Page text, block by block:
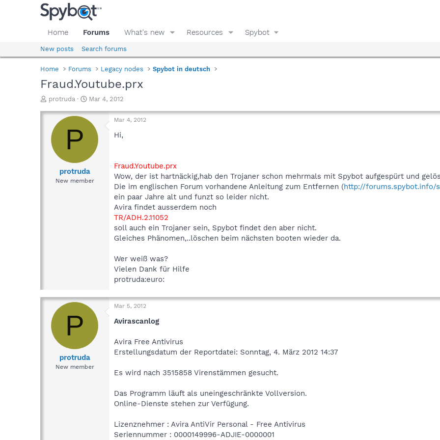
Home Forums What's new Resources Spybot
New posts Search forums
Home Forums Legacy nodes Spybot in deutsch
Fraud.Youtube.prx
T
r
a
d
protruda
S
a
t
e
Mar 4, 2012
P
protruda
New member
Mar 4, 2012
Hi,
Fraud.Youtube.prx
Wow, der ist hartnäckig,hab den Trojaner schon mehrmals mit Spybot aufgespürt und
Die im englischen Forum vorhandene Anleitung zum Entfernen (http://forums.spybot.info/
ein paar Jahre alt und funzt so leider nicht.
Avira findet ausserdem noch
TR/ADH.2.11052
soll auch ein Trojaner sein, Spybot findet den aber nicht.
Gleiches Phänomen,..löschen beim nächsten booten wieder da.
Wer weiß was?
Vielen Dank für Hilfe
protruda:euro:
P
protruda
New member
Mar 5, 2012
Avirascanlog
Avira Free Antivirus
Erstellungsdatum der Reportdatei: Sonntag, 4. März 2012 14:37
Es wird nach 3515858 Virenstämmen gesucht.
Das Programm läuft als uneingeschränkte Vollversion.
Online-Dienste stehen zur Verfügung.
Lizenznehmer : Avira AntiVir Personal - Free Antivirus
Seriennummer : 0000149996-ADJIE-0000001